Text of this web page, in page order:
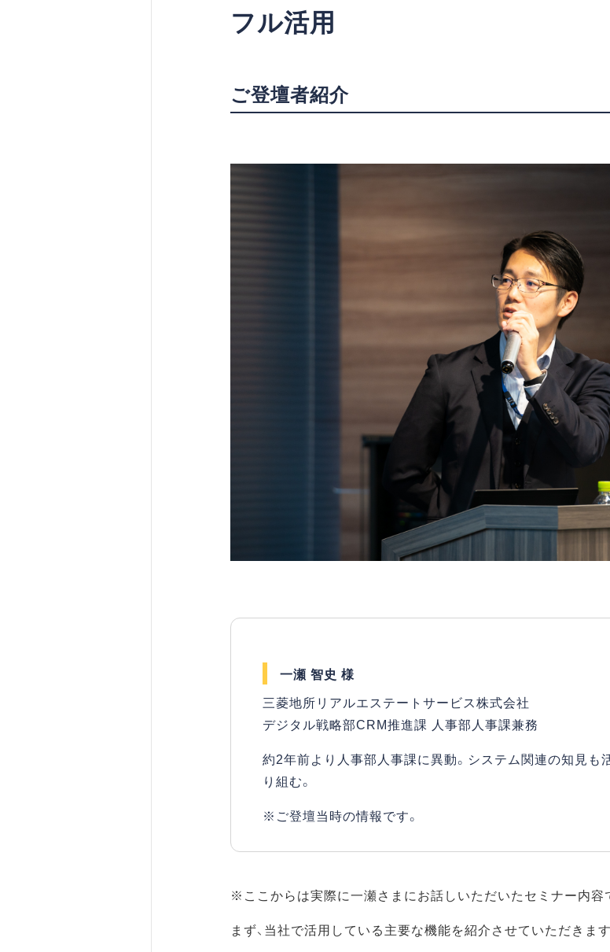
フル活用
ご登壇者紹介
一瀬 智史 様
三菱地所リアルエステートサービス株式会社
デジタル戦略部CRM推進課 人事部人事課兼務
約2年前より人事部人事課に異動。システム関連の知見も
り組む。
※ご登壇当時の情報です。
※ここからは実際に一瀬さまにお話しいただいたセミナー内容
まず、当社で活用している主要な機能を紹介させていただきます